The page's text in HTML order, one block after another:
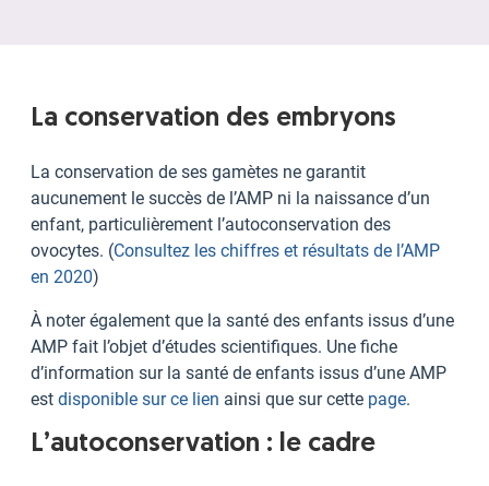
La conservation des embryons
La conservation de ses gamètes ne garantit
aucunement le succès de l’AMP ni la naissance d’un
enfant, particulièrement l’autoconservation des
ovocytes. (Consultez les chiffres et résultats de l’AMP
en 2020)
À noter également que la santé des enfants issus d’une
AMP fait l’objet d’études scientifiques. Une fiche
d’information sur la santé de enfants issus d’une AMP
est disponible sur ce lien ainsi que sur cette page.
L’autoconservation : le cadre